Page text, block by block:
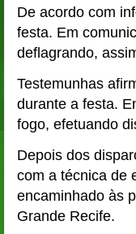
De acordo com
festa. Em
deflagrando,
Testemunhas
durante a festa.
fogo, efetuando
Depois dos
com a técnica de
encaminhado às
Grande Recife.